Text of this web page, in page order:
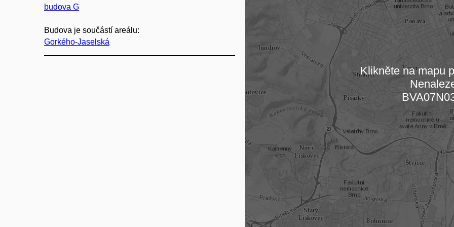
Načítám
Klikněte na mapu
budova G
Budova je součástí areálu:
Gorkého-Jaselská